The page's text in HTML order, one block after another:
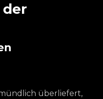
der
überliefert,